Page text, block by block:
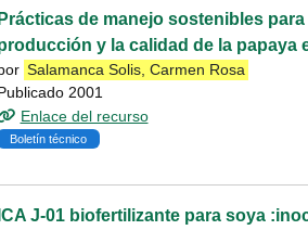
Prácticas de manejo sostenibles
y la calidad de la papaya
Salamanca Solis, Carmen Rosa
2001
Enlace del recurso
Boletín técnico
ICA J-01 biofertilizante para soya